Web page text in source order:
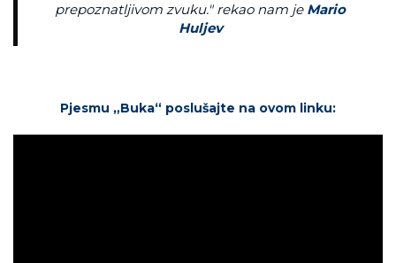
prepoznatljivom zvuku." rekao nam je Mario
Huljev
Pjesmu „Buka“ poslušajte na ovom linku: